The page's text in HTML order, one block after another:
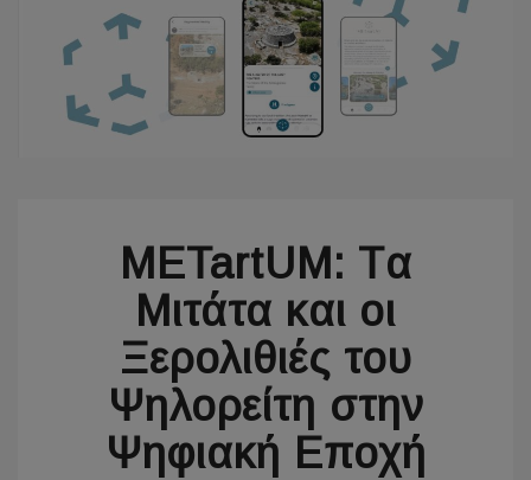
METartUM: Tα
Μιτάτα και οι
Ξερολιθιές του
Ψηλορείτη στην
Ψηφιακή Εποχή